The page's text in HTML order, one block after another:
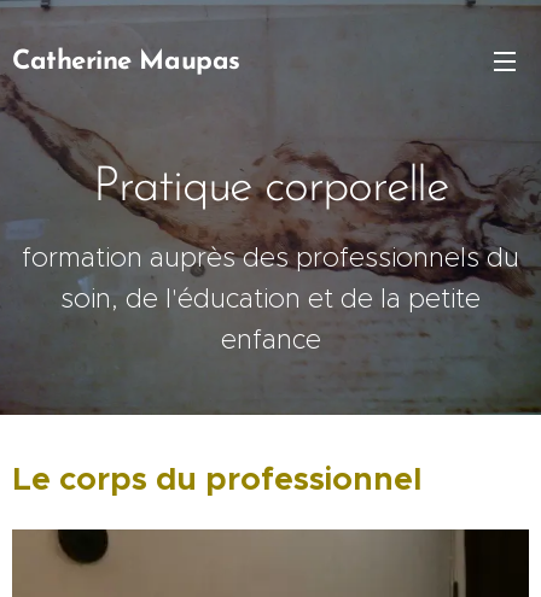
Catherine Maupas
Pratique corporelle
formation auprès des professionnels du
soin, de l'éducation et de la petite
enfance
Le corps du professionnel